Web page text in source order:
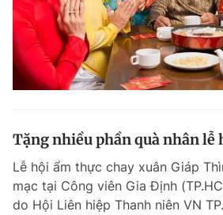
Tặng nhiều phần quà nhân lễ
Lễ hội ẩm thực chay xuân Giáp
mạc tại Công viên Gia Định
do Hội Liên hiệp Thanh niên VN